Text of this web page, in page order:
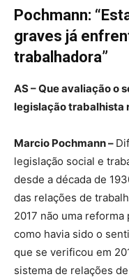
Pochmann:
graves já
trabalhadora”
AS – Que avaliação o
legislação trabalhista
Marcio Pochmann –
legislação social e
desde a década de
das relações de
2017 não uma
como havia sido o
que se verificou em
sistema de relações